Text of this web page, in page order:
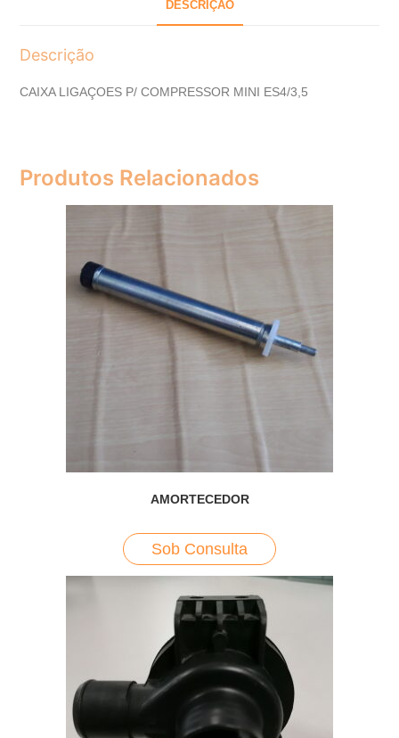
DESCRIÇÃO
Descrição
CAIXA LIGAÇOES P/ COMPRESSOR MINI ES4/3,5
Produtos Relacionados
AMORTECEDOR
Sob Consulta